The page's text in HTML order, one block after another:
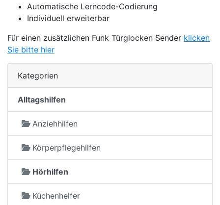
Automatische Lerncode-Codierung
Individuell erweiterbar
Für einen zusätzlichen Funk Türglocken Sender klicken
Sie bitte hier
Kategorien
Alltagshilfen
Anziehhilfen
Körperpflegehilfen
Hörhilfen
Küchenhelfer